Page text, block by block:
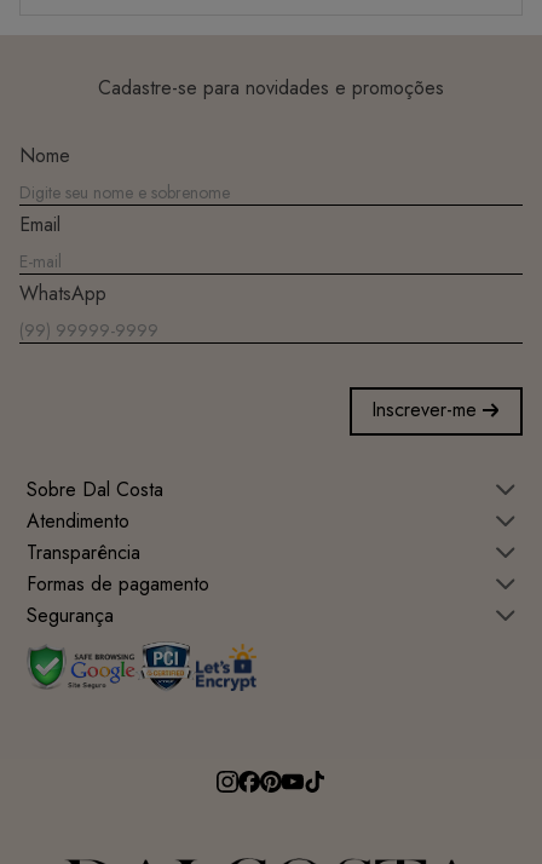
Cadastre-se para novidades e promoções
Nome
Email
WhatsApp
Inscrever-me
Sobre Dal Costa
Atendimento
Transparência
Formas de pagamento
Segurança